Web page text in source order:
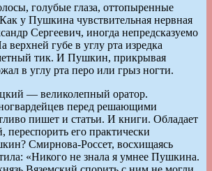
голубые глаза, оттопыренные
у Пушкина чувствительная нервная
Сергеевич, иногда непредсказуемо
верхней губе в углу рта изредка
тик. И Пушкин, прикрывая
в углу рта перо или грыз ногти.
— великолепный оратор.
перед решающими
пишет и статьи. И книги. Обладает
переспорить его практически
Смирнова-Россет, восхищаясь
«Никого не знала я умнее Пушкина.